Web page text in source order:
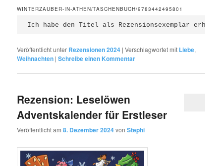
WINTERZAUBER-IN-ATHEN/TASCHENBUCH/9783442495801
Ich habe den Titel als Rezensionsexemplar
Veröffentlicht unter Rezensionen 2024 |Verschlagwortet mit Liebe,
Weihnachten |Schreibe einen Kommentar
Rezension: Leselöwen
Adventskalender für Erstleser
Veröffentlicht am8. Dezember 2024vonStephi